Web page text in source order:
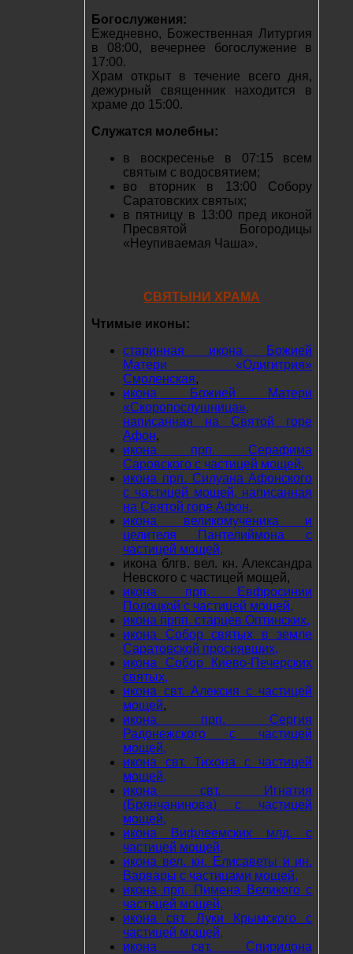
Богослужения:
Ежедневно, Божественная Литургия
в 08:00, вечернее богослужение в
17:00.
Храм открыт в течение всего дня,
дежурный священник находится в
храме до 15:00.
Служатся молебны:
в воскресенье в 07:15 всем
святым с водосвятием;
во вторник в 13:00 Собору
Саратовских святых;
в пятницу в 13:00 пред иконой
Пресвятой Богородицы
«Неупиваемая Чаша».
СВЯТЫНИ ХРАМА
Чтимые иконы:
старинная икона Божией
Матери «Одигитрия»
Смоленская,
икона Божией Матери
«Скоропослушница»,
написанная на Святой горе
Афон,
икона прп. Серафима
Саровского с частицей мощей,
икона прп. Силуана Афонского
с частицей мощей, написанная
на Святой горе Афон,
икона великомученика и
целителя Пантелиймона с
частицей мощей,
икона блгв. вел. кн. Александра
Невского с частицей мощей,
икона прп. Евфросинии
Полоцкой с частицей мощей,
икона прпп. старцев Оптинских,
икона Собор святых в земле
Саратовской просиявших,
икона Собор Киево-Печерских
святых,
икона свт. Алексия с частицей
мощей,
икона прп. Сергия
Радонежского с частицей
мощей,
икона свт. Тихона с частицей
мощей,
икона свт. Игнатия
(Брянчанинова) с частицей
мощей,
икона Вифлеемских млд. с
частицей мощей,
икона вел. кн. Елисаветы и ин.
Варвары с частицами мощей,
икона прп. Пимена Великого с
частицей мощей,
икона свт. Луки Крымского с
частицей мощей,
икона свт. Спиридона